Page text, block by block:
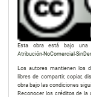
Esta obra está bajo una
Atribución-NoComercial-
Los autores mantienen los
libres de compartir, copiar,
obra bajo las condiciones
Reconocer los créditos de la